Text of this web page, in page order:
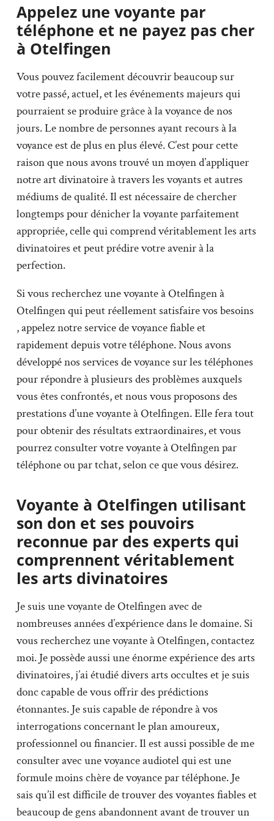
Appelez une voyante par
téléphone et ne payez pas cher
à Otelfingen
Vous pouvez facilement découvrir beaucoup sur
votre passé, actuel, et les événements majeurs qui
pourraient se produire grâce à la voyance de nos
jours. Le nombre de personnes ayant recours à la
voyance est de plus en plus élevé. C’est pour cette
raison que nous avons trouvé un moyen d’appliquer
notre art divinatoire à travers les voyants et autres
médiums de qualité. Il est nécessaire de chercher
longtemps pour dénicher la voyante parfaitement
appropriée, celle qui comprend véritablement les arts
divinatoires et peut prédire votre avenir à la
perfection.
Si vous recherchez une voyante à Otelfingen à
Otelfingen qui peut réellement satisfaire vos besoins
, appelez notre service de voyance fiable et
rapidement depuis votre téléphone. Nous avons
développé nos services de voyance sur les téléphones
pour répondre à plusieurs des problèmes auxquels
vous êtes confrontés, et nous vous proposons des
prestations d’une voyante à Otelfingen. Elle fera tout
pour obtenir des résultats extraordinaires, et vous
pourrez consulter votre voyante à Otelfingen par
téléphone ou par tchat, selon ce que vous désirez.
Voyante à Otelfingen utilisant
son don et ses pouvoirs
reconnue par des experts qui
comprennent véritablement
les arts divinatoires
Je suis une voyante de Otelfingen avec de
nombreuses années d’expérience dans le domaine. Si
vous recherchez une voyante à Otelfingen, contactez
moi. Je possède aussi une énorme expérience des arts
divinatoires, j’ai étudié divers arts occultes et je suis
donc capable de vous offrir des prédictions
étonnantes. Je suis capable de répondre à vos
interrogations concernant le plan amoureux,
professionnel ou financier. Il est aussi possible de me
consulter avec une voyance audiotel qui est une
formule moins chère de voyance par téléphone. Je
sais qu’il est difficile de trouver des voyantes fiables et
beaucoup de gens abandonnent avant de trouver un